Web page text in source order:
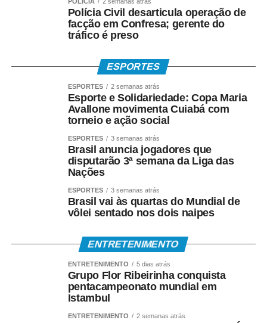
e Ilson Sanches abordaram o tema “Reforma Tributária:
impactos e desafios nos municípios com potencial
turístico do estado”.
Especialista em Direito Empresarial e Processual, Ilson
Sanches explicou que, por determinação do presidente
do TCE-MT, conselheiro Sérgio Ricardo, o Tribunal
ampliou sua atuação orientativa para apoiar o estado e os
municípios na adaptação ao novo sistema tributário.
“Na Comissão, desenvolvemos um trabalho de
orientação, oferecendo estudos, diagnósticos e subsídios
para o aperfeiçoamento das políticas públicas. Nosso
objetivo é ampliar o conhecimento sobre a Reforma
Tributária e mostrar as potencialidades dos municípios
para se adaptarem ao novo modelo, cuja transição
Coltri Junior, destacou que a reforma cria oportunidades
para que o turismo contribua para compensar eventuais
perdas de arrecadação municipal.
Polícia Civil desarticula operação de
facção em Confresa; gerente do
tráfico é preso
ESPORTES
ESPORTES 2 semanas atrás
Esporte e Solidariedade: Copa Maria
Avallone movimenta Cuiabá com
torneio e ação social
ESPORTES 3 semanas atrás
Brasil anuncia jogadores que
disputarão 3ª semana da Liga das
Nações
ESPORTES 3 semanas atrás
Brasil vai às quartas do Mundial de
vôlei sentado nos dois naipes
ENTRETENIMENTO
ENTRETENIMENTO 5 dias atrás
Grupo Flor Ribeirinha conquista
pentacampeonato mundial em
Istambul
ENTRETENIMENTO 2 semanas atrás